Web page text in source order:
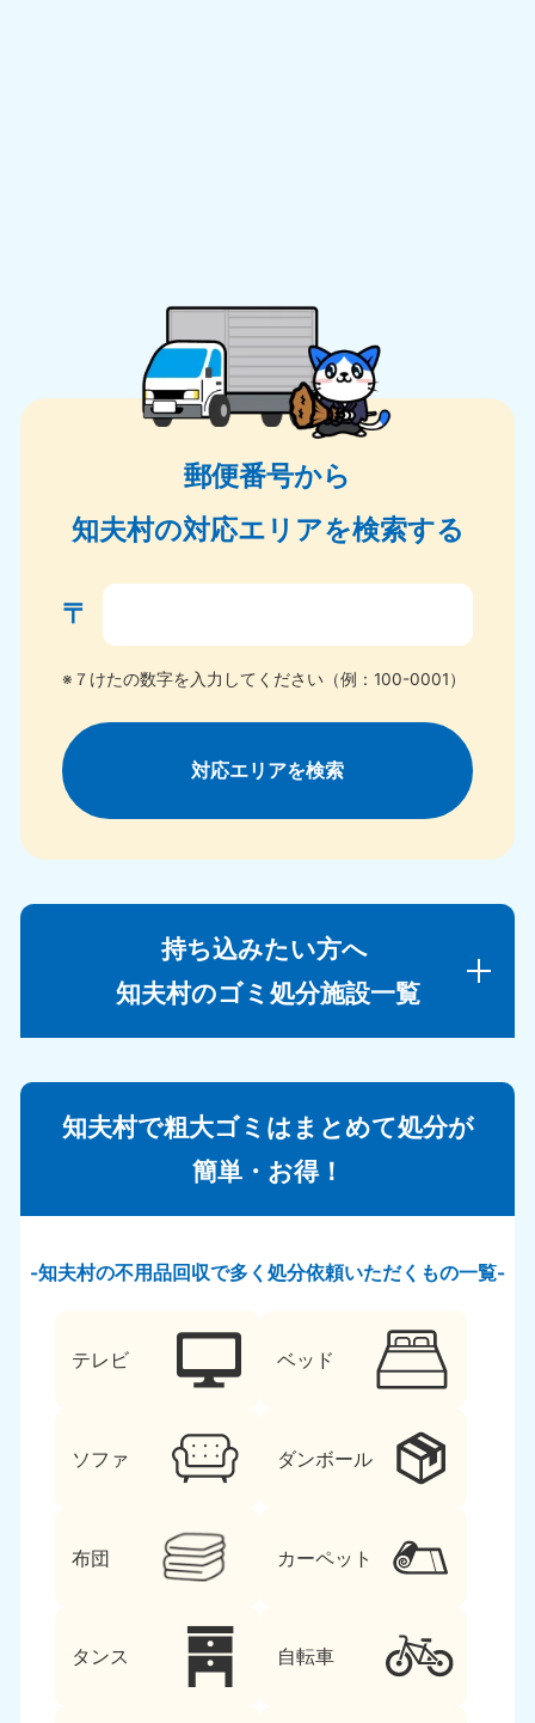
郵便番号から
知夫村の対応エリアを検索する
〒
※７けたの数字を入力してください（例：100-0001）
対応エリアを検索
持ち込みたい方へ
知夫村のゴミ処分施設一覧
知夫村で粗大ゴミはまとめて処分が
簡単・お得！
知夫村の不用品回収で多く処分依頼いただくもの一覧
テレビ ベッド
ソファ ダンボール
布団 カーペット
タンス 自転車